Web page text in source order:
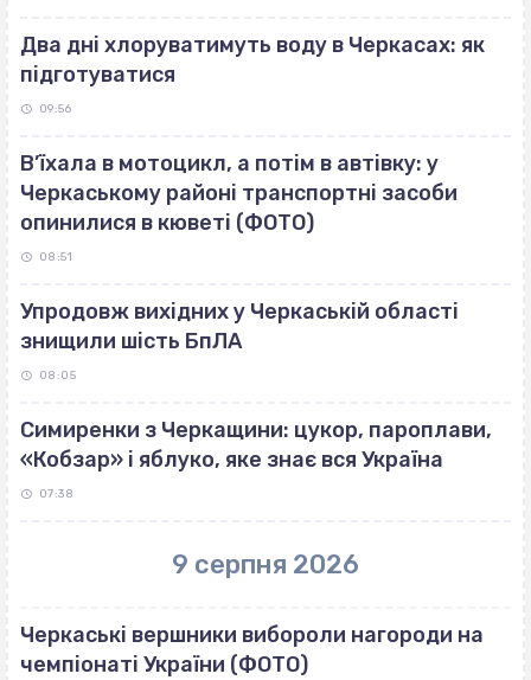
Два дні хлоруватимуть воду в Черкасах: як
підготуватися
09:56
В’їхала в мотоцикл, а потім в автівку: у
Черкаському районі транспортні засоби
опинилися в кюветі (ФОТО)
08:51
Упродовж вихідних у Черкаській області
знищили шість БпЛА
08:05
Симиренки з Черкащини: цукор, пароплави,
«Кобзар» і яблуко, яке знає вся Україна
07:38
9 серпня 2026
Черкаські вершники вибороли нагороди на
чемпіонаті України (ФОТО)